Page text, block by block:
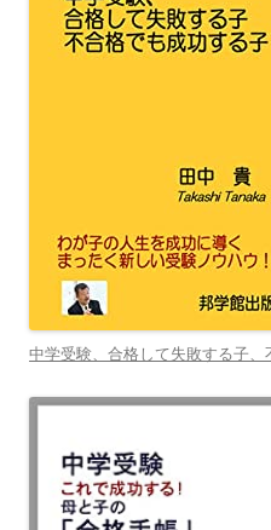
中学受験、合格して失敗する子